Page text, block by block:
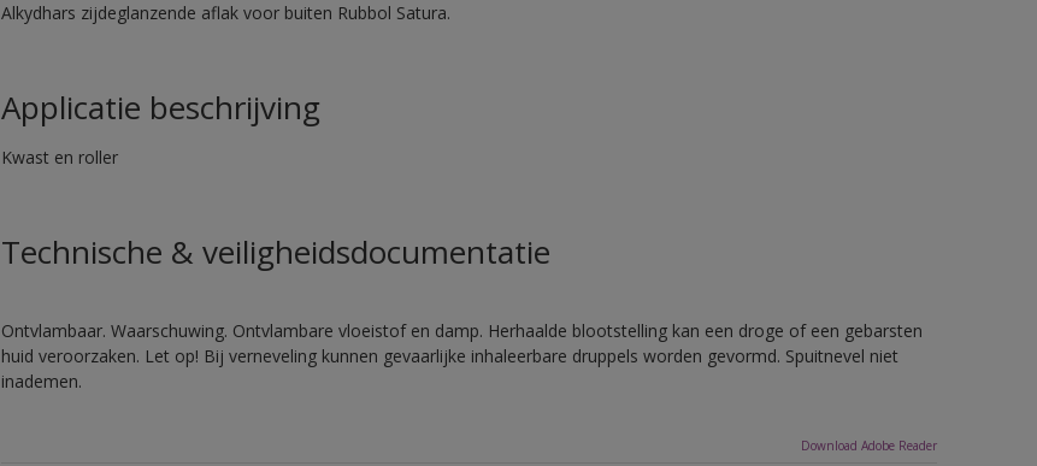
Alkydhars zijdeglanzende aflak voor buiten Rubbol Satura.
Applicatie beschrijving
Kwast en roller
Technische & veiligheidsdocumentatie
Ontvlambaar. Waarschuwing. Ontvlambare vloeistof en damp. Herhaalde blootstelling kan een droge of een gebarsten
huid veroorzaken. Let op! Bij verneveling kunnen gevaarlijke inhaleerbare druppels worden gevormd. Spuitnevel niet
inademen.
Download Adobe Reader